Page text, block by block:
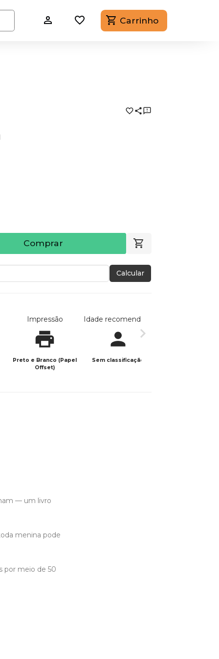
Carrinho
Comprar
Calcular
Impressão
Preto e Branco (Papel
Offset)
Idade recomendada
Sem classificação
— um livro
menina pode
por meio de 50